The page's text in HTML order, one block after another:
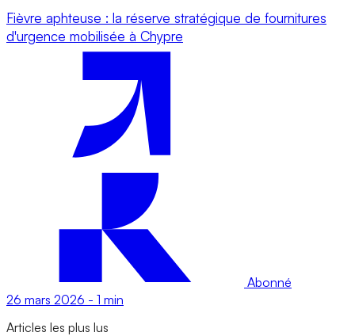
Fièvre aphteuse : la réserve stratégique de fournitures
d'urgence mobilisée à Chypre
Abonné
26 mars 2026 - 1 min
Articles les plus lus